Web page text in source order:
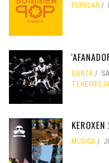
POPULAR
DANZA
TENERIFE
MÚSICA